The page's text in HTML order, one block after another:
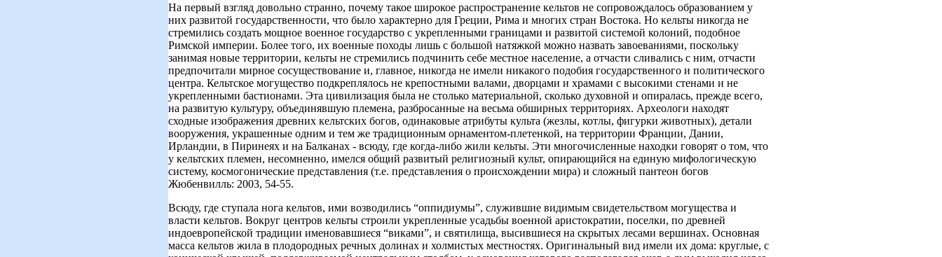
На первый взгляд довольно странно, почему такое широкое распространение кельтов не сопровождалось образованием у
них развитой государственности, что было характерно для Греции, Рима и многих стран Востока. Но кельты никогда не
стремились создать мощное военное государство с укрепленными границами и развитой системой колоний, подобное
Римской империи. Более того, их военные походы лишь с большой натяжкой можно назвать завоеваниями, поскольку
занимая новые территории, кельты не стремились подчинить себе местное население, а отчасти сливались с ним, отчасти
предпочитали мирное сосуществование и, главное, никогда не имели никакого подобия государственного и политического
центра. Кельтское могущество подкреплялось не крепостными валами, дворцами и храмами с высокими стенами и не
укрепленными бастионами. Эта цивилизация была не столько материальной, сколько духовной и опиралась, прежде всего,
на развитую культуру, объединявшую племена, разбросанные на весьма обширных территориях. Археологи находят
сходные изображения древних кельтских богов, одинаковые атрибуты культа (жезлы, котлы, фигурки животных), детали
вооружения, украшенные одним и тем же традиционным орнаментом-плетенкой, на территории Франции, Дании,
Ирландии, в Пиринеях и на Балканах - всюду, где когда-либо жили кельты. Эти многочисленные находки говорят о том, что
у кельтских племен, несомненно, имелся общий развитый религиозный культ, опирающийся на единую мифологическую
систему, космогонические представления (т.е. представления о происхождении мира) и сложный пантеон богов
Жюбенвилль: 2003, 54-55.
Всюду, где ступала нога кельтов, ими возводились “оппидиумы”, служившие видимым свидетельством могущества и
власти кельтов. Вокруг центров кельты строили укрепленные усадьбы военной аристократии, поселки, по древней
индоевропейской традиции именовавшиеся “виками”, и святилища, высившиеся на скрытых лесами вершинах. Основная
масса кельтов жила в плодородных речных долинах и холмистых местностях. Оригинальный вид имели их дома: круглые, с